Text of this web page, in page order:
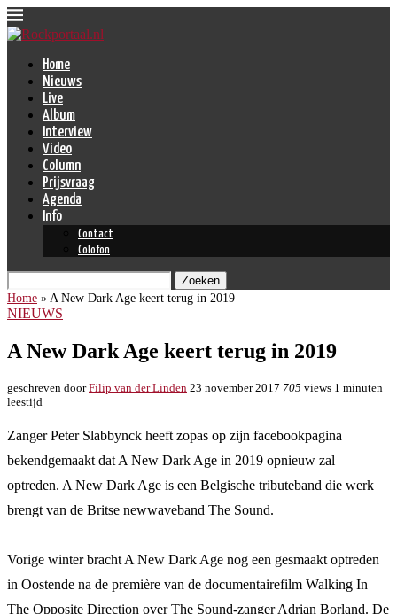
Home
Nieuws
Live
Album
Interview
Video
Column
Prijsvraag
Agenda
Info
Contact
Colofon
Zoeken
Home » A New Dark Age keert terug in 2019
NIEUWS
A New Dark Age keert terug in 2019
geschreven doorFilip van der Linden 23 november 2017 705 views 1 minuten
leestijd
Zanger Peter Slabbynck heeft zopas op zijn facebookpagina
bekendgemaakt dat A New Dark Age in 2019 opnieuw zal
optreden. A New Dark Age is een Belgische tributeband die werk
brengt van de Britse newwaveband The Sound.
Vorige winter bracht A New Dark Age nog een gesmaakt optreden
in Oostende na de première van de documentairefilm Walking In
The Opposite Direction over The Sound-zanger Adrian Borland. De